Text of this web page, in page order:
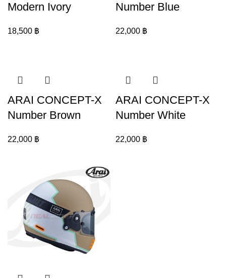
Modern Ivory
18,500 ฿
Number Blue
22,000 ฿
ARAI CONCEPT-X
Number Brown
22,000 ฿
ARAI CONCEPT-X
Number White
22,000 ฿